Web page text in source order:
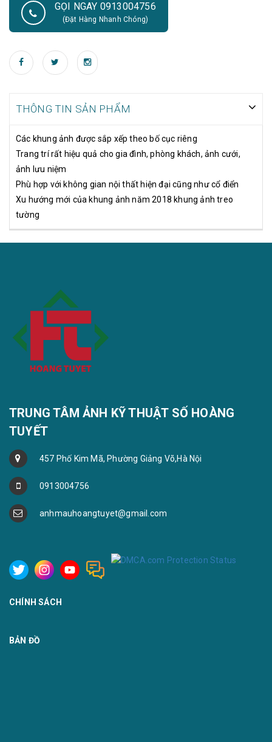
GỌI NGAY 0913004756
(Đặt Hàng Nhanh Chóng)
THÔNG TIN SẢN PHẨM
Các khung ảnh được sắp xếp theo bố cục riêng
Trang trí rất hiệu quả cho gia đình, phòng khách, ảnh cưới,
ảnh lưu niệm
Phù hợp với không gian nội thất hiện đại cũng như cổ điển
Xu hướng mới của khung ảnh năm 2018 khung ảnh treo
tường
TRUNG TÂM ẢNH KỸ THUẬT SỐ HOÀNG
TUYẾT
457 Phố Kim Mã, Phường Giảng Võ,Hà Nội
0913004756
anhmauhoangtuyet@gmail.com
CHÍNH SÁCH
BẢN ĐỒ